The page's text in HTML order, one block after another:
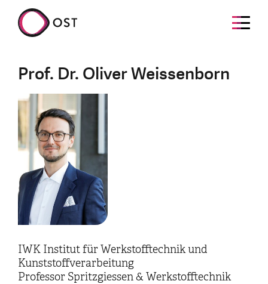
Prof. Dr. Oliver Weissenborn
IWK Institut für Werkstofftechnik und
Kunststoffverarbeitung
Professor Spritzgiessen & Werkstofftechnik